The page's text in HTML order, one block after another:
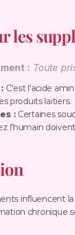
les
: Toute
C'est l'acide
produits laitiers.
: Certaines
l'humain
influencent
chronique